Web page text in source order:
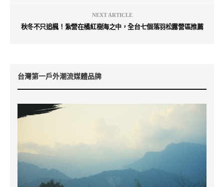
NEXT ARTICLE
秋冬不只追楓！紮營在橘紅樹海之中，全台七個落羽松露營區推薦
台灣第一戶外潮流媒體品牌